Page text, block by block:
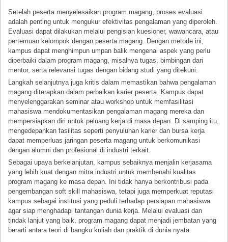
Setelah peserta menyelesaikan program magang, proses evaluasi
adalah penting untuk mengukur efektivitas pengalaman yang diperoleh.
Evaluasi dapat dilakukan melalui pengisian kuesioner, wawancara, atau
pertemuan kelompok dengan peserta magang. Dengan metode ini,
kampus dapat menghimpun umpan balik mengenai aspek yang perlu
diperbaiki dalam program magang, misalnya tugas, bimbingan dari
mentor, serta relevansi tugas dengan bidang studi yang ditekuni.
Langkah selanjutnya juga kritis dalam memastikan bahwa pengalaman
magang diterapkan dalam perbaikan karier peserta. Kampus dapat
menyelenggarakan seminar atau workshop untuk memfasilitasi
mahasiswa mendokumentasikan pengalaman magang mereka dan
mempersiapkan diri untuk peluang kerja di masa depan. Di samping itu,
mengedepankan fasilitas seperti penyuluhan karier dan bursa kerja
dapat memperluas jaringan peserta magang untuk berkomunikasi
dengan alumni dan profesional di industri terkait.
Sebagai upaya berkelanjutan, kampus sebaiknya menjalin kerjasama
yang lebih kuat dengan mitra industri untuk membenahi kualitas
program magang ke masa depan. Ini tidak hanya berkontribusi pada
pengembangan soft skill mahasiswa, tetapi juga memperkuat reputasi
kampus sebagai institusi yang peduli terhadap persiapan mahasiswa
agar siap menghadapi tantangan dunia kerja. Melalui evaluasi dan
tindak lanjut yang baik, program magang dapat menjadi jembatan yang
berarti antara teori di bangku kuliah dan praktik di dunia nyata.